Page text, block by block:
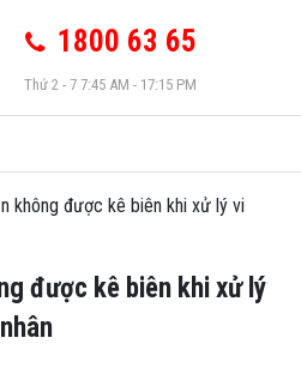
1800 63 65
Thứ 2 - 7 7:45 AM - 17:15 PM
không được kê biên khi xử lý vi
được kê biên khi xử lý